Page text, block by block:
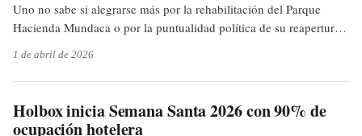
Uno no sabe si alegrarse más por la rehabilitación del Parque
Hacienda Mundaca o por la puntualidad política de su reapertura,
con el añadido de que el lugar ya llevaba un rato con las puertas
cerradas. Al final, los ciudadanos y visitantes de Isla Mujeres
ganan un espacio más para el disfrute.
1 de abril de 2026
Holbox inicia Semana Santa 2026 con 90% de
ocupación hotelera